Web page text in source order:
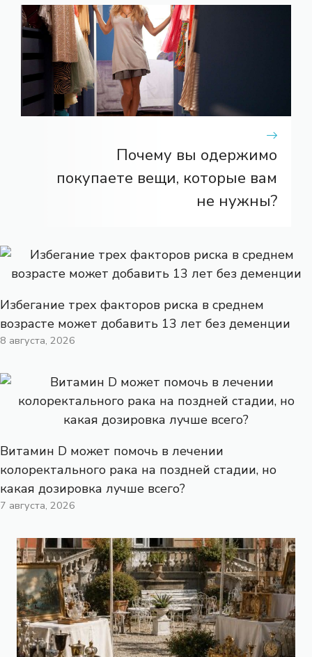
Почему вы одержимо
покупаете вещи, которые вам
не нужны?
Избегание трех факторов риска в среднем
возрасте может добавить 13 лет без деменции
8 августа, 2026
Витамин D может помочь в лечении
колоректального рака на поздней стадии, но
какая дозировка лучше всего?
7 августа, 2026